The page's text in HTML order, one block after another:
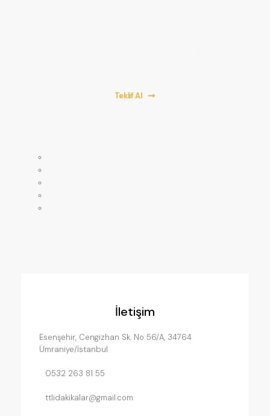
Teklif Al
İletişim
Esenşehir, Cengizhan Sk. No 56/A, 34764
Ümraniye/İstanbul
0532 263 81 55
ttlidakikalar@gmail.com